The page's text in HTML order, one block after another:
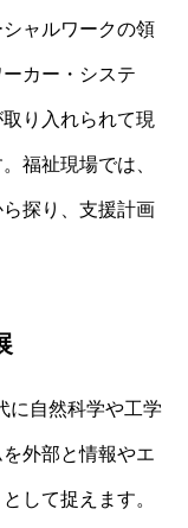
ャルワークの領
カー・システ
り入れられて現
福祉現場では、
探り、支援計画
に自然科学や工学
外部と情報やエ
して捉えます。